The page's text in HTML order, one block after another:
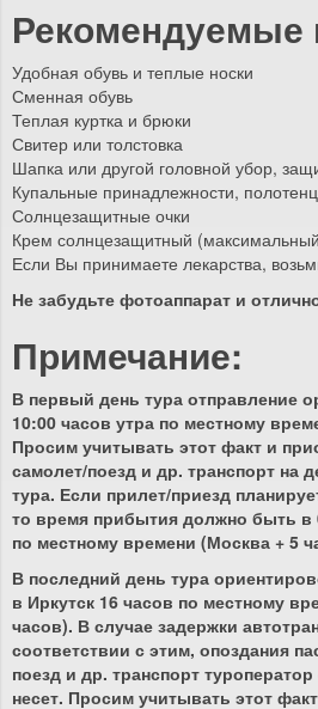
Рекомендуемые
Удобная обувь и теплые носки
Сменная обувь
Теплая куртка и брюки
Свитер или толстовка
Шапка или другой головной убор,
Купальные принадлежности,
Солнцезащитные очки
Крем солнцезащитный
Если Вы принимаете лекарства,
Не забудьте фотоаппарат и
Примечание:
В первый день тура отправление
10:00 часов утра по местному
Просим учитывать этот факт и
самолет/поезд и др. транспорт на
тура. Если прилет/приезд
то время прибытия должно быть в
по местному времени (Москва + 5
В последний день тура
в Иркутск 16 часов по местному
часов). В случае задержки
соответствии с этим, опоздания
поезд и др. транспорт
несет. Просим учитывать этот